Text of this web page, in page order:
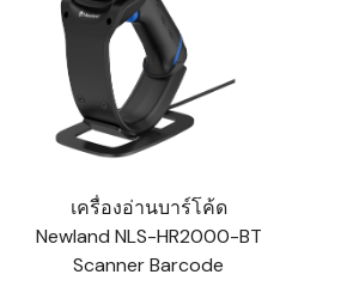
เครื่องอ่านบาร์โค้ด
Newland NLS-HR2000-BT
Scanner Barcode